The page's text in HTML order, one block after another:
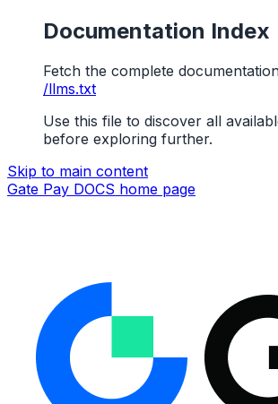
Documentation Index
Fetch the complete
/llms.txt
Use this file to discover all
before exploring further.
Skip to main content
Gate Pay DOCS home page